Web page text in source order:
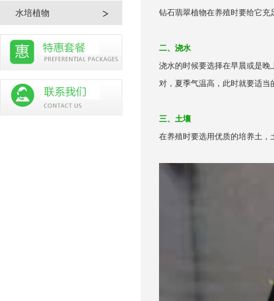
水培植物
钻石翡翠植物在养殖时要给它
二、浇水
浇水的时候要选择在早晨或是
对，夏季气温高，此时就要适
三、土壤
在养殖时要选用优质的培养土